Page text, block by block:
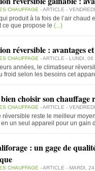
CHAUFFAGE - ARTICLE -
produit à la fois de l’air chaud
ce que propose le (...)
réversible : avantages
CHAUFFAGE - ARTICLE - LUNDI,
années, le climatiseur
froid selon les besoins cet
choisir son chauffage
CHAUFFAGE - ARTICLE -
réversible reste le meilleur
un seul appareil pour un gain
: un gage de
CHAUFFAGE - ARTICLE - MARDI,